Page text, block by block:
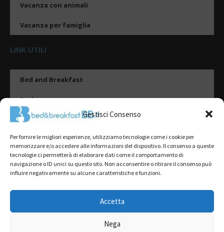
Gestisci Consenso
Per fornire le migliori esperienze, utilizziamo tecnologie come i cookie per
memorizzare e/o accedere alle informazioni del dispositivo. Il consenso a queste
tecnologie ci permetterà di elaborare dati come il comportamento di
navigazione o ID unici su questo sito. Non acconsentire o ritirare il consenso può
influire negativamente su alcune caratteristiche e funzioni.
Accetta
Nega
Vacanza con animali
Vacanza per famiglia
LINK UTILI
Bed and Breakfast
Esplora
Tipologie di alloggio
Destinazioni
Il mio account
2022@ All Rights Reserved | Tutti i contenuti ed i diritti sono riservati, è